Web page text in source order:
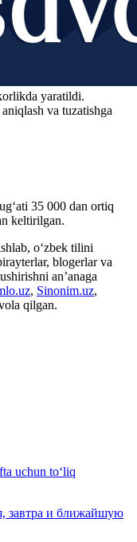
yaratildi.
va tuzatishga
35 000 dan ortiq
keltirilgan.
o‘zbek tilini
blogerlar va
an’anaga
, Sinonim.uz,
qilgan.
uchun to‘liq
завтра и ближайшую